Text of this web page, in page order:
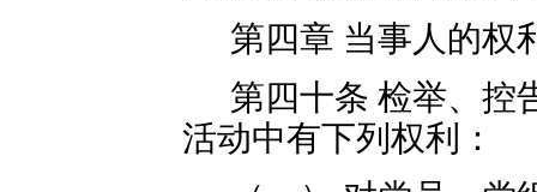
第四章 当事人的权
第四十条 检举、控
活动中有下列权利：